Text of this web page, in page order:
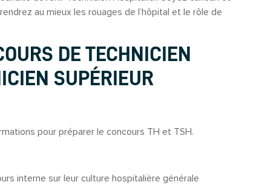
au mieux les rouages de l’hôpital et le rôle de
DE TECHNICIEN
SUPÉRIEUR
pour préparer le concours TH et TSH.
interne sur leur culture hospitalière générale